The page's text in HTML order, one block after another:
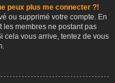
peux plus me connecter ?!
ou supprimé votre compte. En
les membres ne postant pas
cela vous arrive, tentez de vous